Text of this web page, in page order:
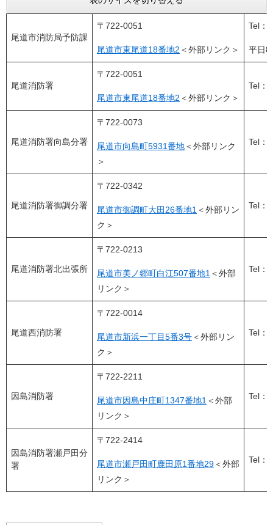
尾道市消防局予防課
〒722-0051
尾道市東尾道18番地2 ＜外部リンク＞
Tel：
平日8
尾道消防署
〒722-0051
尾道市東尾道18番地2 ＜外部リンク＞
Tel：
尾道消防署向島分署
〒722-0073
尾道市向島町5931番地＜外部リンク
＞
Tel：
尾道消防署御調分署
〒722-0342
尾道市御調町大田26番地1＜外部リン
ク＞
Tel：
尾道消防署北出張所
〒722-0213
尾道市美ノ郷町白江507番地1＜外部
リンク＞
Tel：
尾道西消防署
〒722-0014
尾道市新浜一丁目5番3号＜外部リン
ク＞
Tel：
因島消防署
〒722-2211
尾道市因島中庄町1347番地1＜外部
リンク＞
Tel：
因島消防署瀬戸田分
署
〒722-2414
尾道市瀬戸田町鹿田原1番地29＜外部
リンク＞
Tel：